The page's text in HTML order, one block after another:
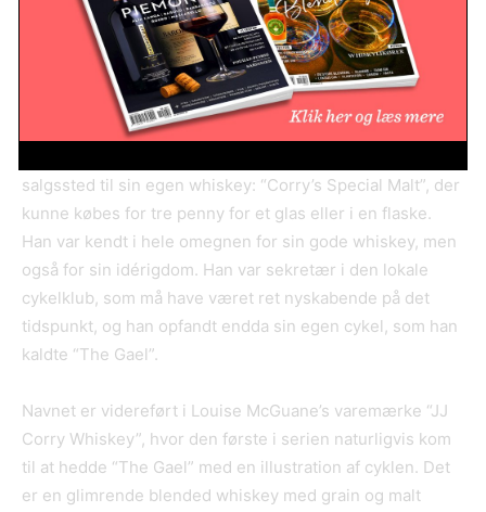
ammunition og cykler. Det var vist det, man kalder en
blandet landhandel.
Da han tillige begyndte at købe fade og blende sin egen
whiskey, giftede han sig med kvinden, der ejede pubben
salgssted til sin egen whiskey: “Corry’s Special Malt”, der
kunne købes for tre penny for et glas eller i en flaske.
Han var kendt i hele omegnen for sin gode whiskey, men
også for sin idérigdom. Han var sekretær i den lokale
cykelklub, som må have været ret nyskabende på det
tidspunkt, og han opfandt endda sin egen cykel, som han
kaldte “The Gael”.
Navnet er videreført i Louise McGuane’s varemærke “JJ
Corry Whiskey”, hvor den første i serien naturligvis kom
til at hedde “The Gael” med en illustration af cyklen. Det
er en glimrende blended whiskey med grain og malt